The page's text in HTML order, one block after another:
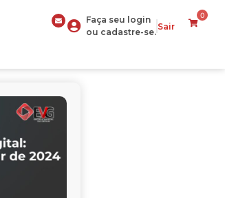
Faça seu login
ou cadastre-se.
Sair
0